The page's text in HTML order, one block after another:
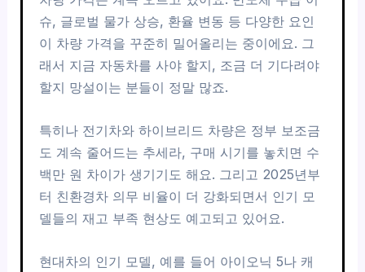
슈, 글로벌 물가 상승, 환율 변동 등 다양한 요인
이 차량 가격을 꾸준히 밀어올리는 중이에요. 그
래서 지금 자동차를 사야 할지, 조금 더 기다려야
할지 망설이는 분들이 정말 많죠.
특히나 전기차와 하이브리드 차량은 정부 보조금
도 계속 줄어드는 추세라, 구매 시기를 놓치면 수
백만 원 차이가 생기기도 해요. 그리고 2025년부
터 친환경차 의무 비율이 더 강화되면서 인기 모
델들의 재고 부족 현상도 예고되고 있어요.
현대차의 인기 모델, 예를 들어 아이오닉 5나 캐